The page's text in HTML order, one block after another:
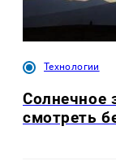
Технологии
Солнечное
смотреть